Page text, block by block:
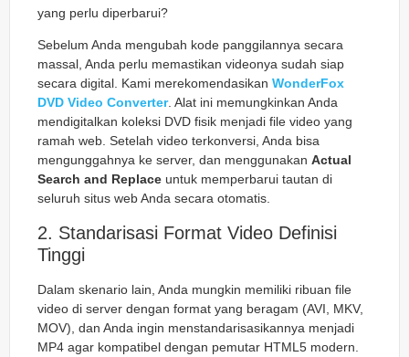
yang perlu diperbarui?
Sebelum Anda mengubah kode panggilannya secara
massal, Anda perlu memastikan videonya sudah siap
secara digital. Kami merekomendasikan WonderFox
DVD Video Converter. Alat ini memungkinkan Anda
mendigitalkan koleksi DVD fisik menjadi file video yang
ramah web. Setelah video terkonversi, Anda bisa
mengunggahnya ke server, dan menggunakan Actual
Search and Replace untuk memperbarui tautan di
seluruh situs web Anda secara otomatis.
2. Standarisasi Format Video Definisi
Tinggi
Dalam skenario lain, Anda mungkin memiliki ribuan file
video di server dengan format yang beragam (AVI, MKV,
MOV), dan Anda ingin menstandarisasikannya menjadi
MP4 agar kompatibel dengan pemutar HTML5 modern.